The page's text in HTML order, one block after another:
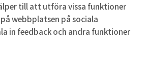
till att utföra vissa funktioner
webbplatsen på sociala
in feedback och andra funktioner